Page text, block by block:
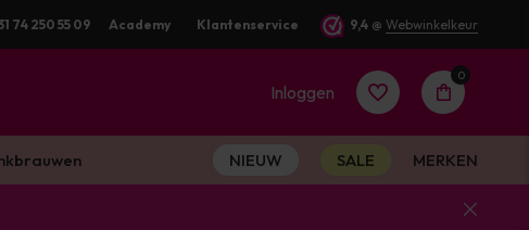
74 250 55 09 Academy Klantenservice 9,4 @ Webwinkelkeur
Inloggen
0
NIEUW SALE MERKEN